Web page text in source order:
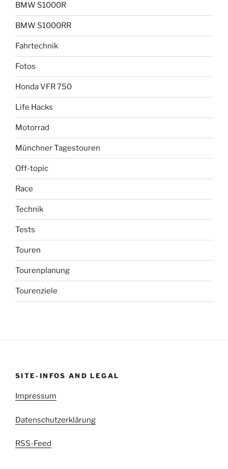
BMW S1000R
BMW S1000RR
Fahrtechnik
Fotos
Honda VFR 750
Life Hacks
Motorrad
Münchner Tagestouren
Off-topic
Race
Technik
Tests
Touren
Tourenplanung
Tourenziele
SITE-INFOS AND LEGAL
Impressum
Datenschutzerklärung
RSS-Feed